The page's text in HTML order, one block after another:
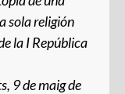
sola religión
la I República
9 de maig de